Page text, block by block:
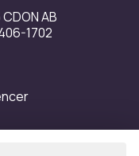
AB
1702